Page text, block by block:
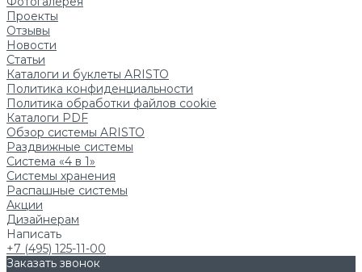
Проекты
Отзывы
Новости
Статьи
Каталоги и буклеты ARISTO
Политика конфиденциальности
Политика обработки файлов cookie
Каталоги PDF
Обзор системы ARISTO
Раздвижные системы
Система «4 в 1»
Системы хранения
Распашные системы
Акции
Дизайнерам
Написать
+7 (495) 125-11-00
Заказать звонок